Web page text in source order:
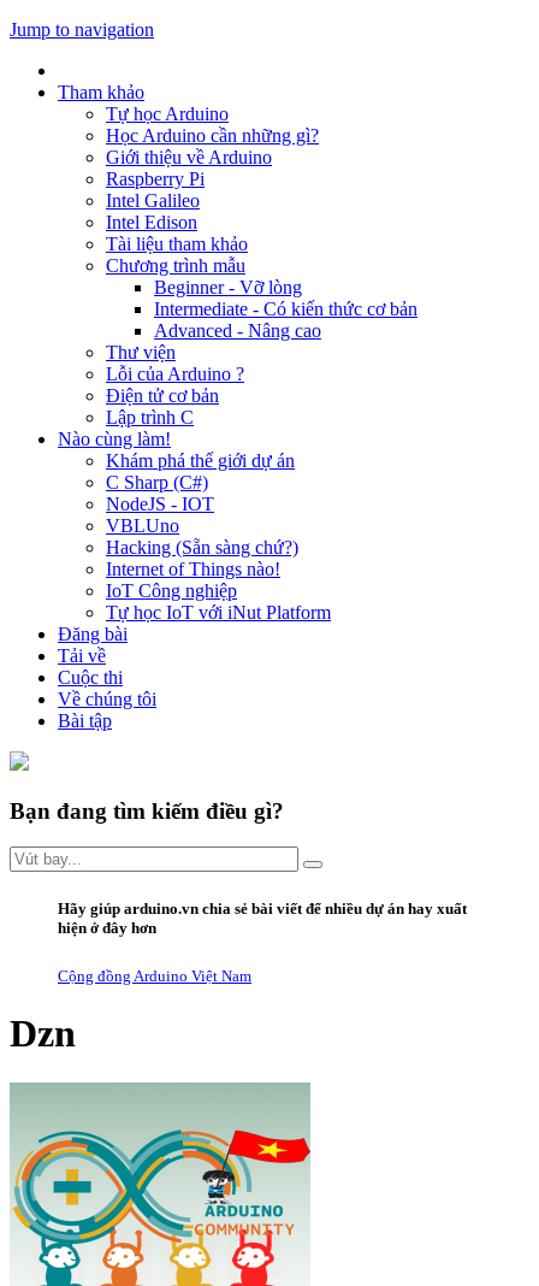
Jump to navigation
Tham khảo
Tự học Arduino
Học Arduino cần những gì?
Giới thiệu về Arduino
Raspberry Pi
Intel Galileo
Intel Edison
Tài liệu tham khảo
Chương trình mẫu
Beginner - Vỡ lòng
Intermediate - Có kiến thức cơ bản
Advanced - Nâng cao
Thư viện
Lỗi của Arduino ?
Điện tử cơ bản
Lập trình C
Nào cùng làm!
Khám phá thế giới dự án
C Sharp (C#)
NodeJS - IOT
VBLUno
Hacking (Sẵn sàng chứ?)
Internet of Things nào!
IoT Công nghiệp
Tự học IoT với iNut Platform
Đăng bài
Tải về
Cuộc thi
Về chúng tôi
Bài tập
Bạn đang tìm kiếm điều gì?
Hãy giúp arduino.vn chia sẻ bài viết để nhiều dự án hay xuất
hiện ở đây hơn
Cộng đồng Arduino Việt Nam
Dzn